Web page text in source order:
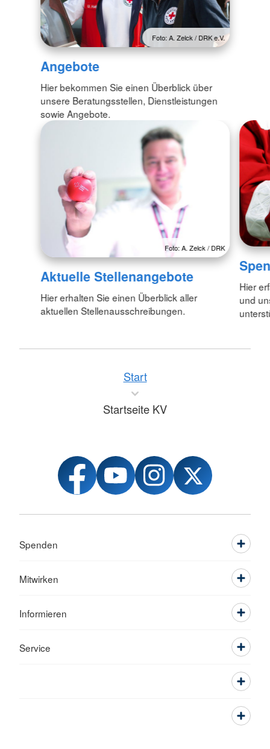
Foto: A. Zelck / DRK e.V.
Angebote
Hier bekommen Sie einen Überblick über
unsere Beratungsstellen, Dienstleistungen
sowie Angebote.
Foto: A. Zelck / DRK
Aktuelle Stellenangebote
Hier erhalten Sie einen Überblick aller
aktuellen Stellenausschreibungen.
Hier
und
Start
Startseite KV
Spenden
Mitwirken
Informieren
Service